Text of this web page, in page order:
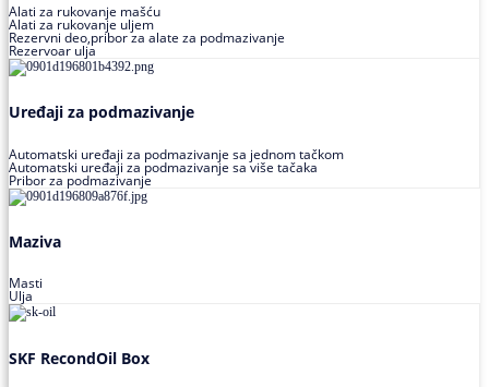
Alati za rukovanje mašću
Alati za rukovanje uljem
Rezervni deo,pribor za alate za podmazivanje
Rezervoar ulja
Uređaji za podmazivanje
Automatski uređaji za podmazivanje sa jednom tačkom
Automatski uređaji za podmazivanje sa više tačaka
Pribor za podmazivanje
Maziva
Masti
Ulja
SKF RecondOil Box